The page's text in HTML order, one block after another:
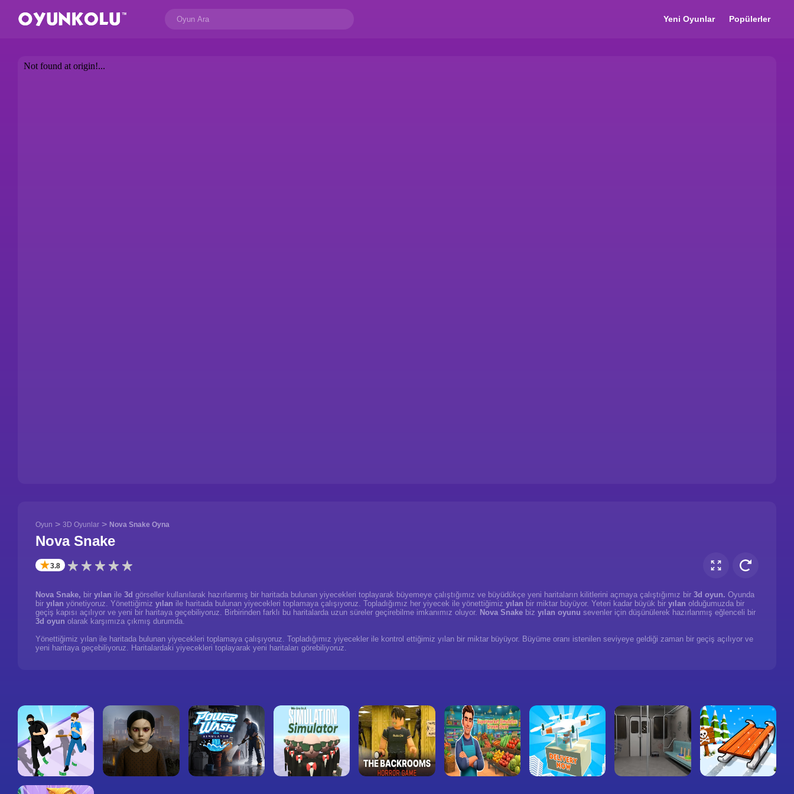
Yeni Oyunlar Popülerler
Oyun > 3D Oyunlar > Nova Snake Oyna
Nova Snake
✭3.8
Nova Snake, bir yılan ile 3d görseller kullanılarak hazırlanmış bir haritada bulunan yiyecekleri toplayarak büyemeye çalıştığımız ve büyüdükçe yeni haritaların kilitlerini açmaya çalıştığımız bir 3d oyun. Oyunda
bir yılan yönetiyoruz. Yönettiğimiz yılan ile haritada bulunan yiyecekleri toplamaya çalışıyoruz. Topladığımız her yiyecek ile yönettiğimiz yılan bir miktar büyüyor. Yeteri kadar büyük bir yılan olduğumuzda bir
geçiş kapısı açılıyor ve yeni bir haritaya geçebiliyoruz. Birbirinden farklı bu haritalarda uzun süreler geçirebilme imkanımız oluyor. Nova Snake biz yılan oyunu sevenler için düşünülerek hazırlanmış eğlenceli bir
3d oyun olarak karşımıza çıkmış durumda.
Yönettiğimiz yılan ile haritada bulunan yiyecekleri toplamaya çalışıyoruz. Topladığımız yiyecekler ile kontrol ettiğimiz yılan bir miktar büyüyor. Büyüme oranı istenilen seviyeye geldiği zaman bir geçiş açılıyor ve
yeni haritaya geçebiliyoruz. Haritalardaki yiyecekleri toplayarak yeni haritaları görebiliyoruz.